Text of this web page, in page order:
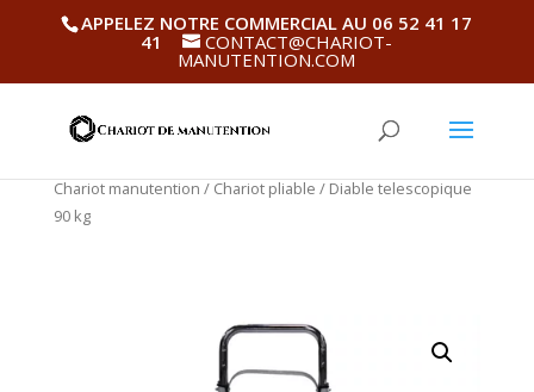
APPELEZ NOTRE COMMERCIAL AU 06 52 41 17
41
CONTACT@CHARIOT-
MANUTENTION.COM
Chariot manutention / Chariot pliable / Diable telescopique
90 kg